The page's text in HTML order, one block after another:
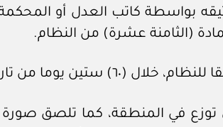
بواسطة كاتب العدل أو
(الثامنة عشرة) من النظام.
إبلاغهم بالقرار.
توزع في المنطقة، كما تلصق